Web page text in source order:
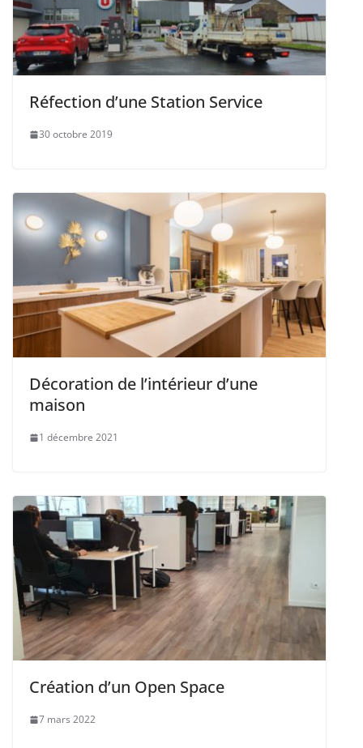
Réfection d’une Station Service
30 octobre 2019
Décoration de l’intérieur d’une
maison
1 décembre 2021
Création d’un Open Space
7 mars 2022